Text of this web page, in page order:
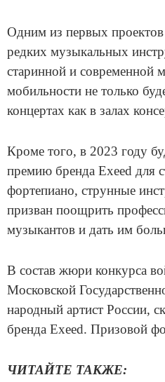
Одним из первых проектов
редких музыкальных
старинной и современной
мобильности не только
концертах как в залах
Кроме того, в 2023 году
премию бренда Exeed для
фортепиано, струнные
призван поощрить
музыкантов и дать им
В состав жюри конкурса
Московской
народный артист России,
бренда Exeed. Призовой
ЧИТАЙТЕ ТАКЖЕ: